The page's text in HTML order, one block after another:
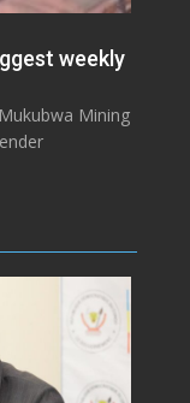
weekly
Mining